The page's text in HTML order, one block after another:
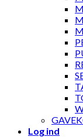
Log ind